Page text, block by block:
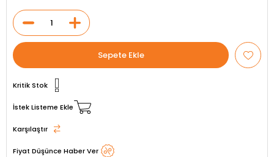
Kritik Stok
İstek Listeme Ekle
Karşılaştır
Fiyat Düşünce Haber Ver